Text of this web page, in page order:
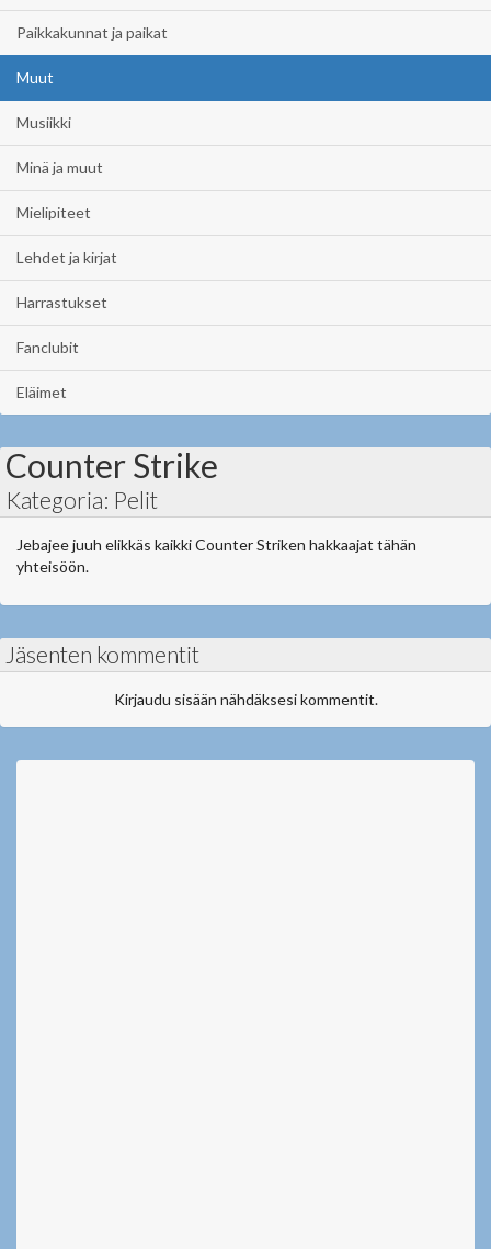
Paikkakunnat ja paikat
Muut
Musiikki
Minä ja muut
Mielipiteet
Lehdet ja kirjat
Harrastukset
Fanclubit
Eläimet
Counter Strike
Kategoria: Pelit
Jebajee juuh elikkäs kaikki Counter Striken hakkaajat tähän
yhteisöön.
Jäsenten kommentit
Kirjaudu sisään nähdäksesi kommentit.